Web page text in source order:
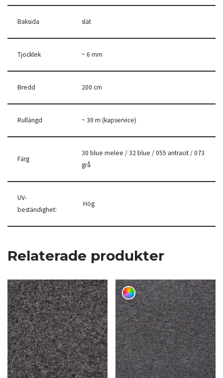
Baksida slät
Tjocklek ~ 6 mm
Bredd 200 cm
Rullängd ~ 30 m (kapservice)
Färg
30 blue melee / 32 blue / 055 antracit / 073
grå
UV-
beständighet:
Hög
Relaterade produkter